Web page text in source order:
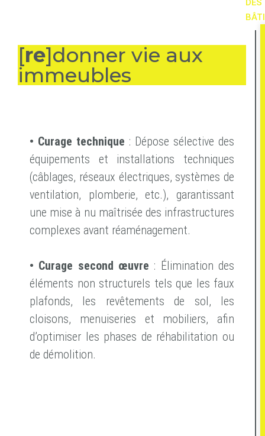
DES
[re]donner vie aux
immeubles
• Curage technique : Dépose sélective des
équipements et installations techniques
(câblages, réseaux électriques, systèmes de
ventilation, plomberie, etc.), garantissant
une mise à nu maîtrisée des infrastructures
complexes avant réaménagement.
• Curage second œuvre : Élimination des
éléments non structurels tels que les faux
plafonds, les revêtements de sol, les
cloisons, menuiseries et mobiliers, afin
d’optimiser les phases de réhabilitation ou
de démolition.